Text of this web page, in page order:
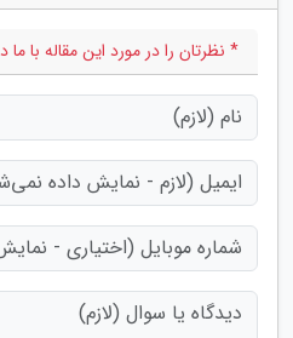
* نظرتان را در مورد این مقاله با ما